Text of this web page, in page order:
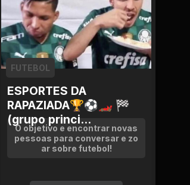
ESPORTES DA
RAPAZIADA🏆⚽🏎 🏁
(grupo princi...
FUTEBOL
O objetivo e encontrar novas
pessoas para conversar e zo
ar sobre futebol!